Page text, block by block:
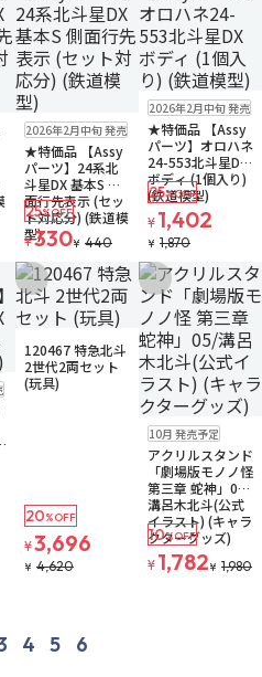
販売中残りわずか
ゆうパケット
2026年2月中旬 発売
★特価品 【Assy
パーツ】24系北
斗星DX 基本S 側
面行先表示 (セッ
ト対応分) (鉄道模
型)
25%OFF
¥330¥ 440
販売中残り3個
ゆうパケット
2026年2月中旬 発売
★特価品 【Assy
パーツ】オロハネ
24-553北斗星DX
ボディ (1個入り)
(鉄道模型)
25%OFF
¥ 1,402
¥ 1,870
加
お気に入りに追加
120467 特急北斗
2世代2両セット
(玩具)
20%OFF
¥3,696
¥ 4,620
お気に入りに
予約品ゆうパケット
10月 発売予定
アクリルスタンド
「劇場版モノノ怪
第三章 蛇神」05/
溝呂木北斗(公式
イラスト) (キャラ
クターグッズ)
10%OFF
¥ 1,782¥ 1,980
4 5 6